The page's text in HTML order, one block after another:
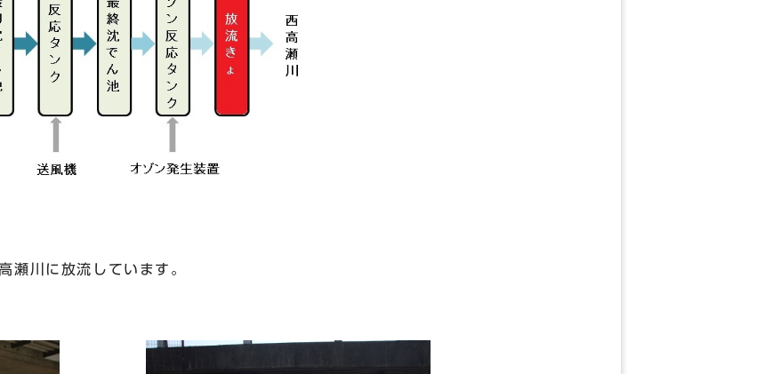
瀬川に放流しています。